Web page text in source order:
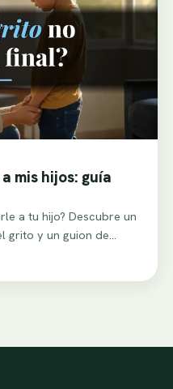
mis hijos: guía
a tu hijo? Descubre un
grito y un guion de…